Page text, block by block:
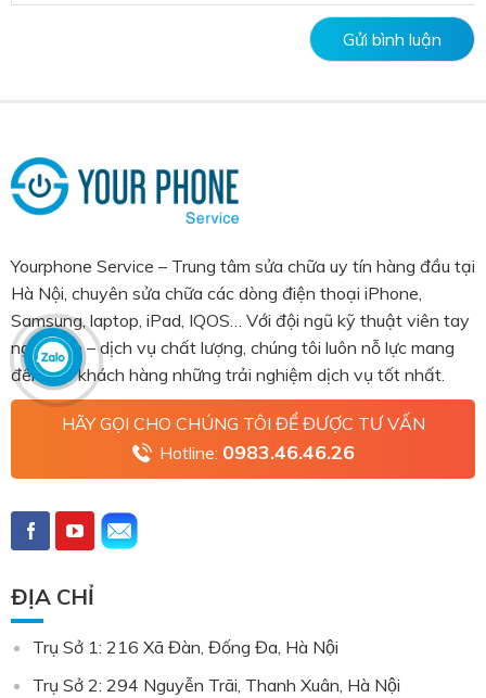
Yourphone Service – Trung tâm sửa chữa uy tín hàng đầu tại
Hà Nội, chuyên sửa chữa các dòng điện thoại iPhone,
Samsung, laptop, iPad, IQOS… Với đội ngũ kỹ thuật viên tay
nghề cao – dịch vụ chất lượng, chúng tôi luôn nỗ lực mang
đến cho khách hàng những trải nghiệm dịch vụ tốt nhất.
HÃY GỌI CHO CHÚNG TÔI ĐỂ ĐƯỢC TƯ VẤN
Hotline: 0983.46.46.26
ĐỊA CHỈ
Trụ Sở 1: 216 Xã Đàn, Đống Đa, Hà Nội
Trụ Sở 2: 294 Nguyễn Trãi, Thanh Xuân, Hà Nội